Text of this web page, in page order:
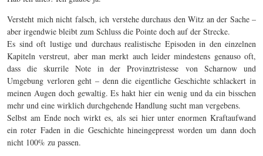
Versteht mich nicht falsch, ich verstehe durchaus den Witz an der Sache –
aber irgendwie bleibt zum Schluss die Pointe doch auf der Strecke.
Es sind oft lustige und durchaus realistische Episoden in den einzelnen
Kapiteln verstreut, aber man merkt auch leider mindestens genauso oft,
dass die skurrile Note in der Provinztristesse
von Scharnow und
Umgebung verloren geht – denn die eigentliche Geschichte schlackert in
meinen Augen doch gewaltig. Es hakt hier ein wenig und da ein bisschen
mehr und eine wirklich durchgehende Handlung sucht man vergebens.
Selbst am Ende noch wirkt es, als sei hier unter enormen Kraftaufwand
ein roter Faden in die Geschichte hineingepresst worden um dann doch
nicht 100% zu passen.